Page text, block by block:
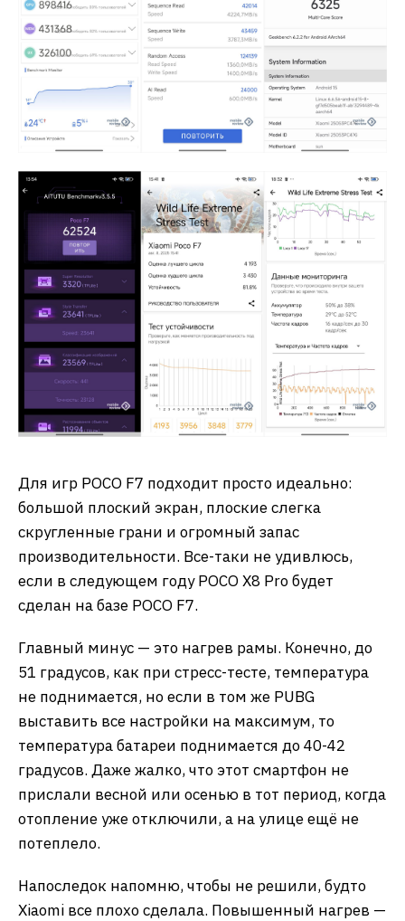
Для игр POCO F7 подходит просто идеально:
большой плоский экран, плоские слегка
скругленные грани и огромный запас
производительности. Все-таки не удивлюсь,
если в следующем году POCO X8 Pro будет
сделан на базе POCO F7.
Главный минус — это нагрев рамы. Конечно, до
51 градусов, как при стресс-тесте, температура
не поднимается, но если в том же PUBG
выставить все настройки на максимум, то
температура батареи поднимается до 40-42
градусов. Даже жалко, что этот смартфон не
прислали весной или осенью в тот период, когда
отопление уже отключили, а на улице ещё не
потеплело.
Напоследок напомню, чтобы не решили, будто
Xiaomi все плохо сделала. Повышенный нагрев —